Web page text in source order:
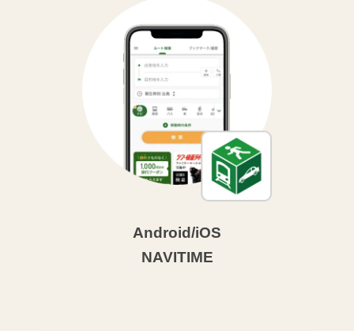
Android/iOS
NAVITIME